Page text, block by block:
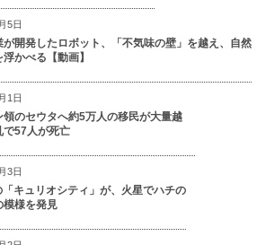
5日
が開発したロボット、「不気味の壁」を越え、自然
かべる【動画】
1日
領のセウタへ約5万人の移民が大量越
で57人が死亡
3日
キュリオシティ」が、火星でハチの
模様を発見